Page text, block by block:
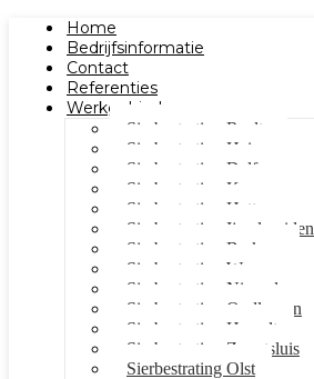
Home
Bedrijfsinformatie
Contact
Referenties
Werkgebied
Sierbestrating Raalte
Sierbestrating Heino
Sierbestrating Dalfsen
Sierbestrating Kampen
Sierbestrating Hattem
Sierbestrating Ijsselmuiden
Sierbestrating Berkum
Sierbestrating Wezep
Sierbestrating Nieuwleusen
Sierbestrating Oudleusen
Sierbestrating Hasselt
Sierbestrating Zwartsluis
Sierbestrating Olst